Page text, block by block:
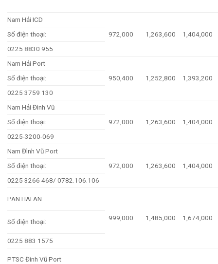
Nam Hải ICD
972,000
1,263,600 1,404,000
Số điện thoại:
0225 8830 955
Nam Hải Port
950,400
1,252,800 1,393,200
Số điện thoại:
0225 3759 130
Nam Hải Đình Vũ
972,000
1,263,600 1,404,000
Số điện thoại:
0225-3200-069
Nam Đình Vũ Port
972,000
1,263,600 1,404,000
Số điện thoại:
0225 3266 468/ 0782.106.106
PAN HAI AN
999,000 1,485,000 1,674,000
Số điện thoại:
0225 883 1575
PTSC Đình Vũ Port